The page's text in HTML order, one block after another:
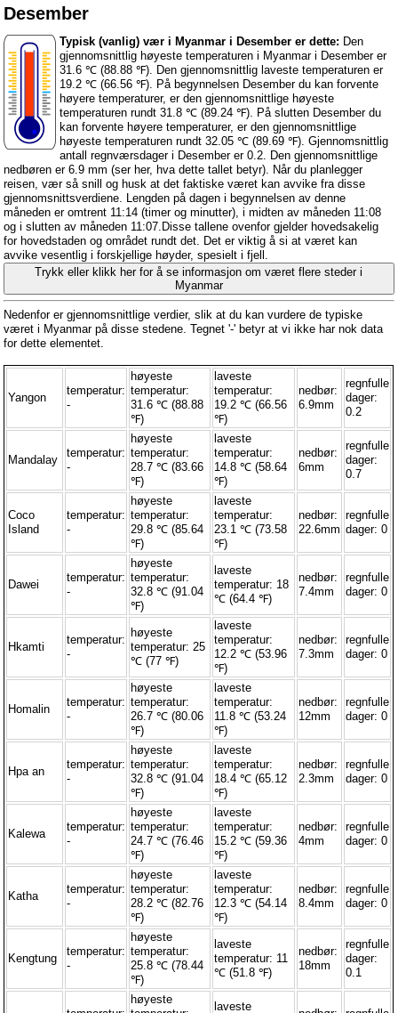
Desember
Typisk (vanlig) vær i Myanmar i Desember er dette: Den
gjennomsnittlig høyeste temperaturen i Myanmar i Desember er
31.6 ℃ (88.88 ℉). Den gjennomsnittlig laveste temperaturen er
19.2 ℃ (66.56 ℉). På begynnelsen Desember du kan forvente
høyere temperaturer, er den gjennomsnittlige høyeste
temperaturen rundt 31.8 ℃ (89.24 ℉). På slutten Desember du
kan forvente høyere temperaturer, er den gjennomsnittlige
høyeste temperaturen rundt 32.05 ℃ (89.69 ℉). Gjennomsnittlig
antall regnværsdager i Desember er 0.2. Den gjennomsnittlige
nedbøren er 6.9 mm (ser her, hva dette tallet betyr). Når du planlegger
reisen, vær så snill og husk at det faktiske været kan avvike fra disse
gjennomsnittsverdiene. Lengden på dagen i begynnelsen av denne
måneden er omtrent 11:14 (timer og minutter), i midten av måneden 11:08
og i slutten av måneden 11:07.Disse tallene ovenfor gjelder hovedsakelig
for hovedstaden og området rundt det. Det er viktig å si at været kan
avvike vesentlig i forskjellige høyder, spesielt i fjell.
Trykk eller klikk her for å se informasjon om været flere steder i
Myanmar
Nedenfor er gjennomsnittlige verdier, slik at du kan vurdere de typiske
været i Myanmar på disse stedene. Tegnet '-' betyr at vi ikke har nok data
for dette elementet.
Yangon
temperatur:
-
høyeste
temperatur:
31.6 ℃ (88.88
℉)
laveste
temperatur:
19.2 ℃ (66.56
℉)
nedbør:
6.9mm
regnfulle
dager:
0.2
Mandalay
temperatur:
-
høyeste
temperatur:
28.7 ℃ (83.66
℉)
laveste
temperatur:
14.8 ℃ (58.64
℉)
nedbør:
6mm
regnfulle
dager:
0.7
Coco
Island
temperatur:
-
høyeste
temperatur:
29.8 ℃ (85.64
℉)
laveste
temperatur:
23.1 ℃ (73.58
℉)
nedbør:
22.6mm
regnfulle
dager: 0
Dawei
temperatur:
-
høyeste
temperatur:
32.8 ℃ (91.04
℉)
laveste
temperatur: 18
℃ (64.4 ℉)
nedbør:
7.4mm
regnfulle
dager: 0
Hkamti
temperatur:
-
høyeste
temperatur: 25
℃ (77 ℉)
laveste
temperatur:
12.2 ℃ (53.96
℉)
nedbør:
7.3mm
regnfulle
dager: 0
Homalin
temperatur:
-
høyeste
temperatur:
26.7 ℃ (80.06
℉)
laveste
temperatur:
11.8 ℃ (53.24
℉)
nedbør:
12mm
regnfulle
dager: 0
Hpa an
temperatur:
-
høyeste
temperatur:
32.8 ℃ (91.04
℉)
laveste
temperatur:
18.4 ℃ (65.12
℉)
nedbør:
2.3mm
regnfulle
dager: 0
Kalewa
temperatur:
-
høyeste
temperatur:
24.7 ℃ (76.46
℉)
laveste
temperatur:
15.2 ℃ (59.36
℉)
nedbør:
4mm
regnfulle
dager: 0
Katha
temperatur:
-
høyeste
temperatur:
28.2 ℃ (82.76
℉)
laveste
temperatur:
12.3 ℃ (54.14
℉)
nedbør:
8.4mm
regnfulle
dager: 0
Kengtung
temperatur:
-
høyeste
temperatur:
25.8 ℃ (78.44
℉)
laveste
temperatur: 11
℃ (51.8 ℉)
nedbør:
18mm
regnfulle
dager:
0.1
høyeste
laveste